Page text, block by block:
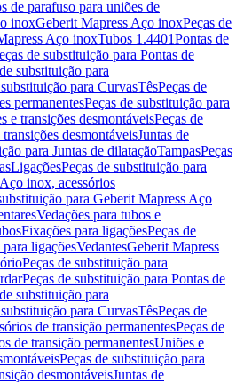
de parafuso para uniões de
inoxGeberit Mapress Aço inoxPeças de
Aço inoxTubos 1.4401Pontas de
de substituição para Pontas de
substituição para
para CurvasTêsPeças de
permanentesPeças de substituição para
e transições desmontáveisPeças de
desmontáveisJuntas de
para Juntas de dilataçãoTampasPeças
LigaçõesPeças de substituição para
inox, acessórios
para Geberit Mapress Aço
Vedações para tubos e
Fixações para ligaçõesPeças de
ligaçõesVedantesGeberit Mapress
Peças de substituição para
Peças de substituição para Pontas de
substituição para
para CurvasTêsPeças de
de transição permanentesPeças de
de transição permanentesUniões e
Peças de substituição para
desmontáveisJuntas de